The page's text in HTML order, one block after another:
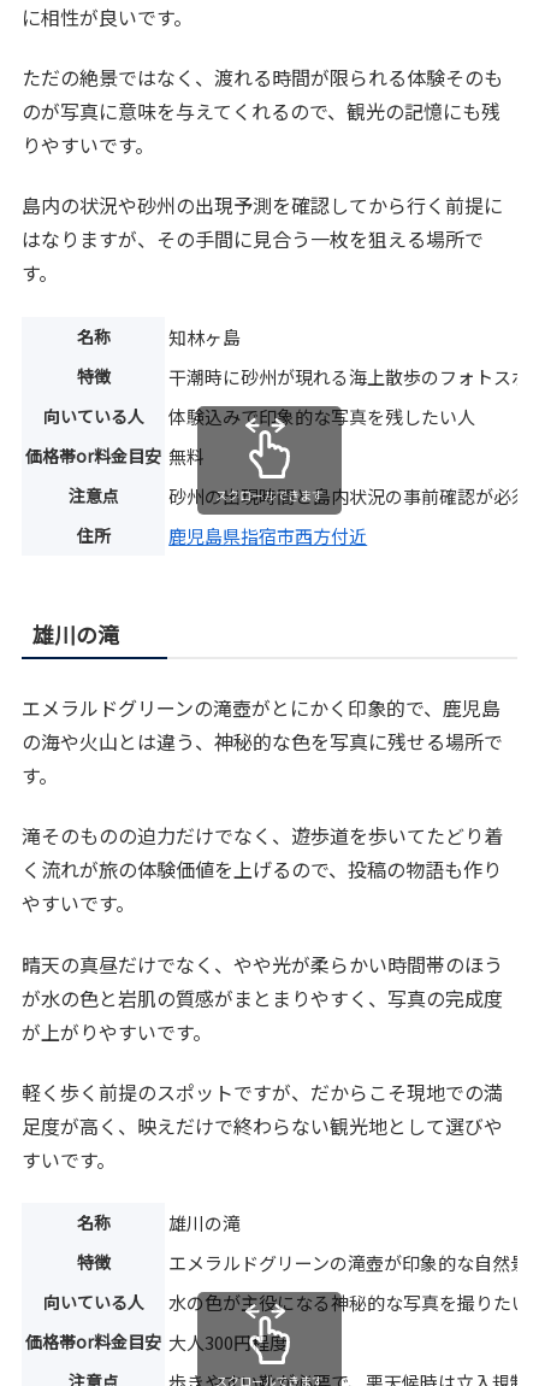
に相性が良いです。
ただの絶景ではなく、渡れる時間が限られる体験そのも
のが写真に意味を与えてくれるので、観光の記憶にも残
りやすいです。
島内の状況や砂州の出現予測を確認してから行く前提に
はなりますが、その手間に見合う一枚を狙える場所で
す。
名称 知林ヶ島
特徴 干潮時に砂州が現れる海上散歩のフォトスポ
向いている人 体験込みで印象的な写真を残したい人
価格帯or料金目安 無料
注意点 砂州の出現時間と島内状況の事前確認が必須
住所 鹿児島県指宿市西方付近
スクロールできます
雄川の滝
エメラルドグリーンの滝壺がとにかく印象的で、鹿児島
の海や火山とは違う、神秘的な色を写真に残せる場所で
す。
滝そのものの迫力だけでなく、遊歩道を歩いてたどり着
く流れが旅の体験価値を上げるので、投稿の物語も作り
やすいです。
晴天の真昼だけでなく、やや光が柔らかい時間帯のほう
が水の色と岩肌の質感がまとまりやすく、写真の完成度
が上がりやすいです。
軽く歩く前提のスポットですが、だからこそ現地での満
足度が高く、映えだけで終わらない観光地として選びや
すいです。
名称 雄川の滝
特徴 エメラルドグリーンの滝壺が印象的な自然景
向いている人 水の色が主役になる神秘的な写真を撮りたい
価格帯or料金目安 大人300円程度
スクロールできます